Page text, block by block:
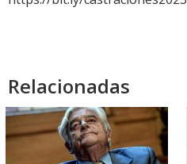
Relacionadas